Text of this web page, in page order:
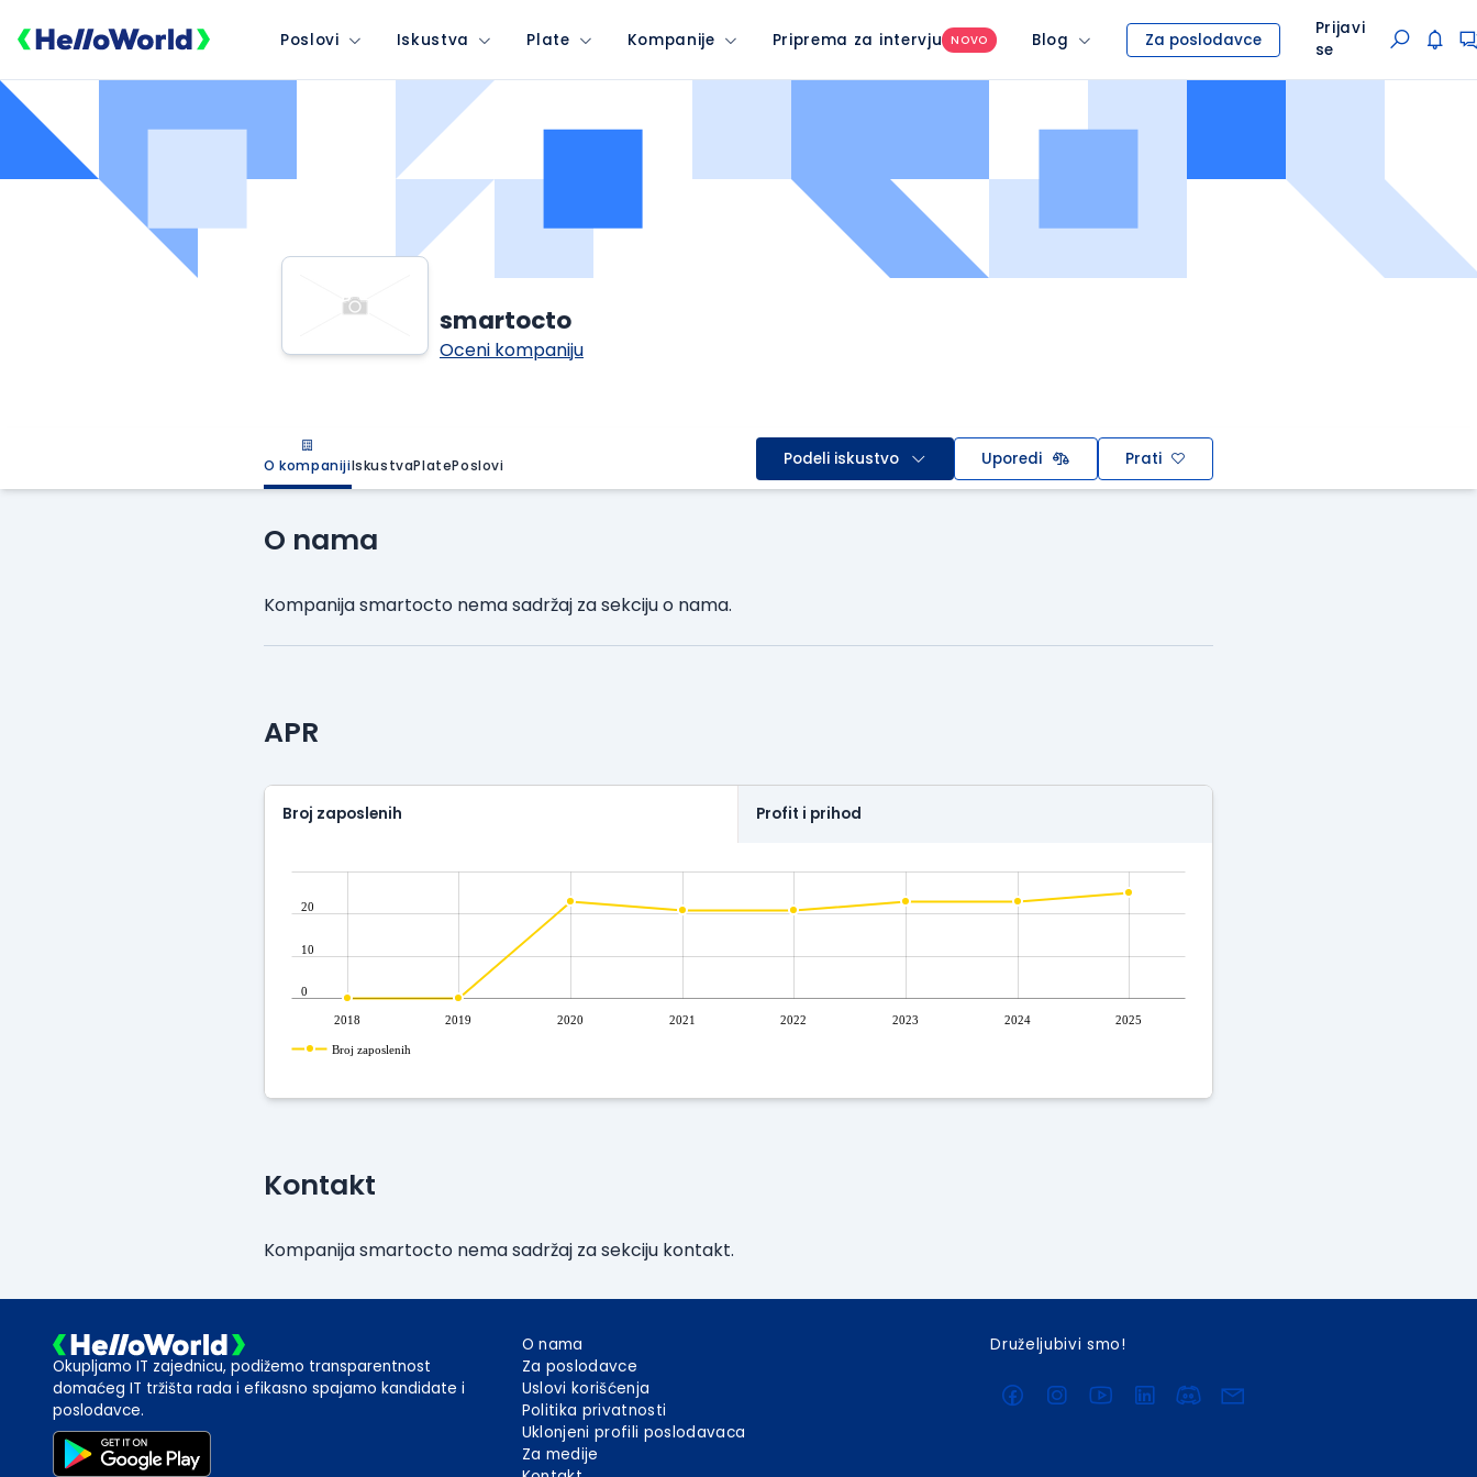
Poslovi Iskustva Plate Kompanije Priprema za intervju NOVO Blog Za poslodavce
Prijavi
se
smartocto
Oceni kompaniju
O kompanijiIskustvaPlatePoslovi Podeli iskustvo Uporedi Prati
O nama
Kompanija smartocto nema sadržaj za sekciju o nama.
APR
Broj zaposlenih Profit i prihod
2018 2019 2020 2021 2022 2023 2024 2025
0
10
20
Broj zaposlenih
Kontakt
Kompanija smartocto nema sadržaj za sekciju kontakt.
Okupljamo IT zajednicu, podižemo transparentnost
domaćeg IT tržišta rada i efikasno spajamo kandidate i
poslodavce.
O nama
Za poslodavce
Uslovi korišćenja
Politika privatnosti
Uklonjeni profili poslodavaca
Za medije
Druželjubivi smo!